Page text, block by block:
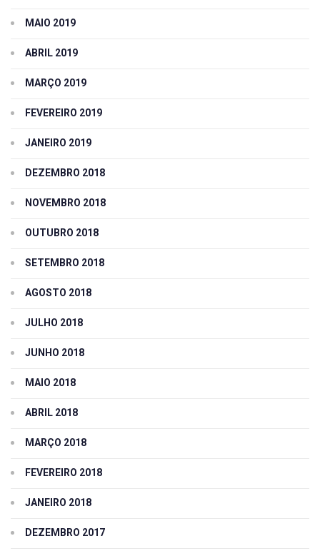
MAIO 2019
ABRIL 2019
MARÇO 2019
FEVEREIRO 2019
JANEIRO 2019
DEZEMBRO 2018
NOVEMBRO 2018
OUTUBRO 2018
SETEMBRO 2018
AGOSTO 2018
JULHO 2018
JUNHO 2018
MAIO 2018
ABRIL 2018
MARÇO 2018
FEVEREIRO 2018
JANEIRO 2018
DEZEMBRO 2017